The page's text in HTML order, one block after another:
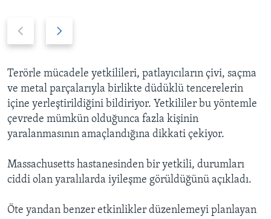
v
i
o
u
s
l
i
e
t
s
l
i
d
Terörle mücadele yetkilileri, patlayıcıların çivi, saçma
ve metal parçalarıyla birlikte düdüklü tencerelerin
içine yerleştirildiğini bildiriyor. Yetkililer bu yöntemle
çevrede mümkün olduğunca fazla kişinin
yaralanmasının amaçlandığına dikkati çekiyor.
Massachusetts hastanesinden bir yetkili, durumları
ciddi olan yaralılarda iyileşme görüldüğünü açıkladı.
Öte yandan benzer etkinlikler düzenlemeyi planlayan